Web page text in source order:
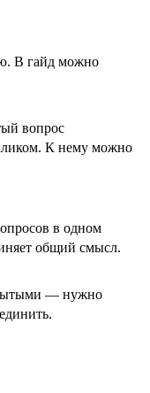
В гайд можно
вопрос
К нему можно
в одном
общий смысл.
— нужно